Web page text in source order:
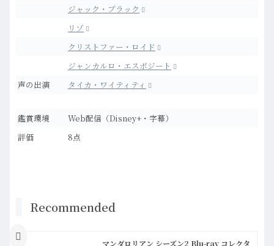
ジャック・ブラック
リゾ
クリストファー・ロイド
ジャンカルロ・エスポジート
声の出演
タイカ・ワイティティ
鑑賞環境
Web配信（Disney+・字幕）
評価
8点
Recommended
マンダロリアン シーズン2 Blu-ray コレクタ